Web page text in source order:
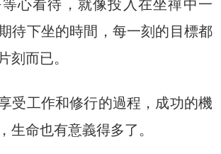
心看待，就像投入在坐禪中一
待下坐的時間，每一刻的目標都
刻而已。
受工作和修行的過程，成功的機
生命也有意義得多了。